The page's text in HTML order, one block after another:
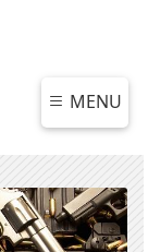
MENU